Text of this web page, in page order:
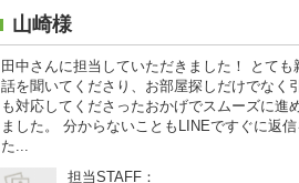
山崎様
田中さんに担当していただきました！ とても
話を聞いてくださり、お部屋探しだけでなく
も対応してくださったおかげでスムーズに進
ました。 分からないこともLINEですぐに返
た...
担当STAFF：